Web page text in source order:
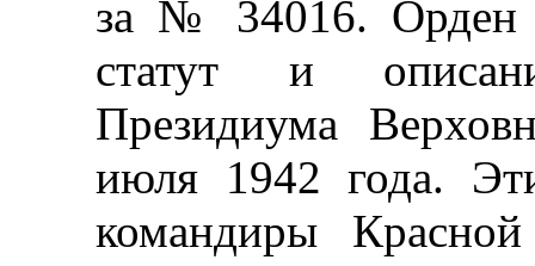
за № 34016. Орден
статут и
Президиума
июля 1942 года.
командиры